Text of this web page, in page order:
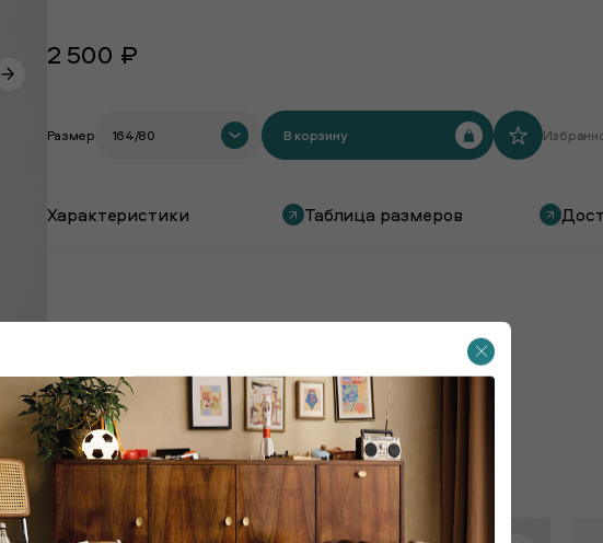
2 500 ₽
Размер 164/80 В корзину
Характеристики Таблица размеров
Покупают вместе с этим товаром